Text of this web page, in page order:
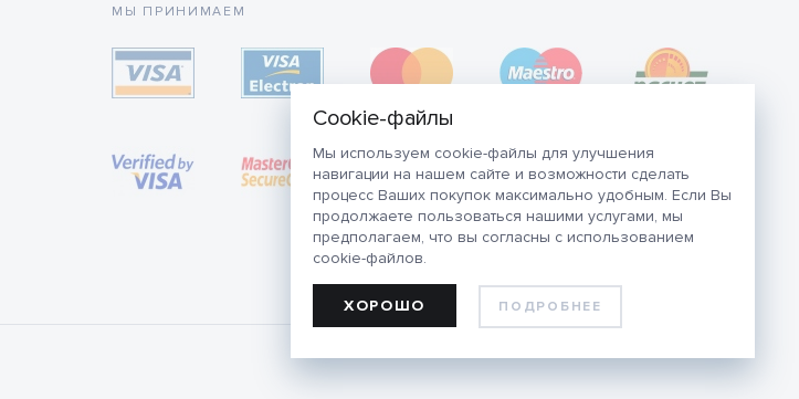
Мы используем cookie-файлы для улучшения
навигации на нашем сайте и возможности сделать
процесс Ваших покупок максимально удобным. Если Вы
продолжаете пользоваться нашими услугами, мы
предполагаем, что вы согласны с использованием
cookie-файлов.
ПОДРОБНЕЕ
ХОРОШО
МЫ ПРИНИМАЕМ